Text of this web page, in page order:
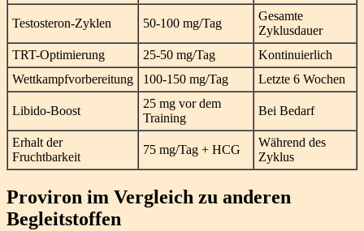
Testosteron-Zyklen 50-100 mg/Tag
Gesamte
Zyklusdauer
TRT-Optimierung
25-50 mg/Tag
Kontinuierlich
Wettkampfvorbereitung
100-150 mg/Tag Letzte 6 Wochen
Libido-Boost
25 mg vor dem
Training
Bei Bedarf
Erhalt der
Fruchtbarkeit
75 mg/Tag + HCG
Während des
Zyklus
Proviron im Vergleich zu anderen
Begleitstoffen